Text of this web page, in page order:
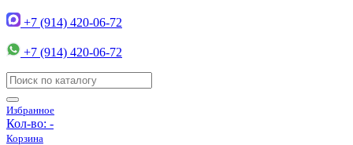
+7 (914) 420-06-72
+7 (914) 420-06-72
Избранное
Кол-во: -
Корзина